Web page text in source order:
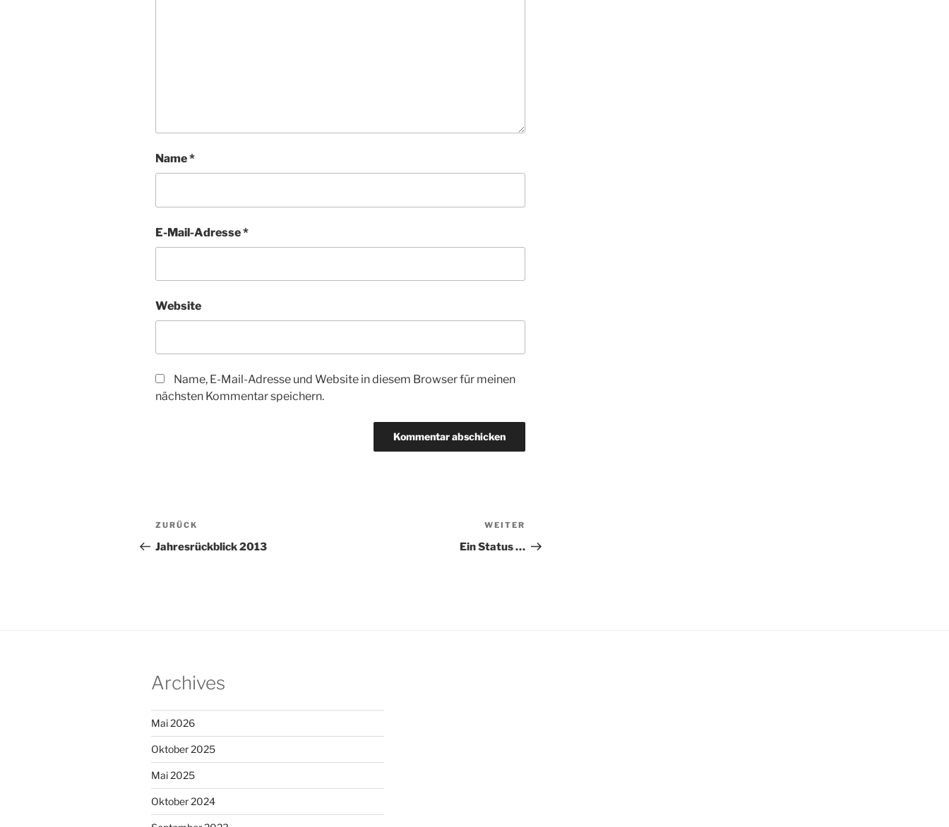
Name*
E-Mail-Adresse*
Website
Name, E-Mail-Adresse und Website in diesem Browser für meinen
nächsten Kommentar speichern.
Beitragsnavigation
Vorheriger
Beitrag
ZURÜCK
Jahresrückblick 2013
Beitrag
WEITER
Ein Status …
Archives
Mai 2026
Oktober 2025
Mai 2025
Oktober 2024